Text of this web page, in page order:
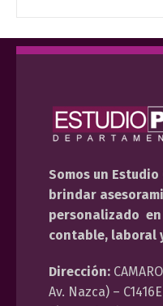
Somos un
brindar
personalizado
contable, laboral
Dirección:
Av. Nazca) –